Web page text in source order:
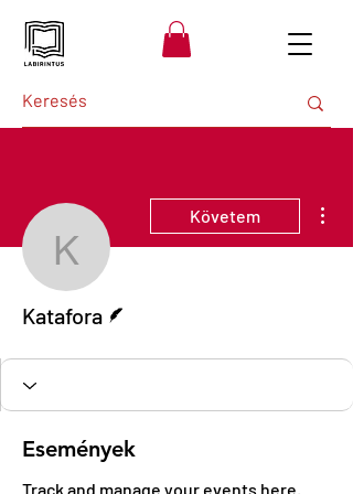
Katafora
Követem
Katafora
Események
Track and manage your events here.